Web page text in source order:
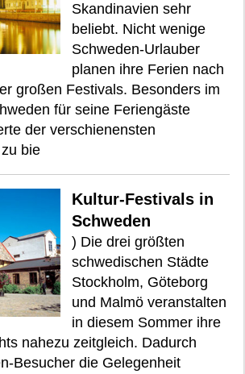
Skandinavien sehr
beliebt. Nicht wenige
Schweden-Urlauber
planen ihre Ferien nach
großen Festivals. Besonders im
für seine Feriengäste
der verschienensten
bie
Kultur-Festivals in
Schweden
) Die drei größten
schwedischen Städte
Stockholm, Göteborg
und Malmö veranstalten
in diesem Sommer ihre
nahezu zeitgleich. Dadurch
Besucher die Gelegenheit